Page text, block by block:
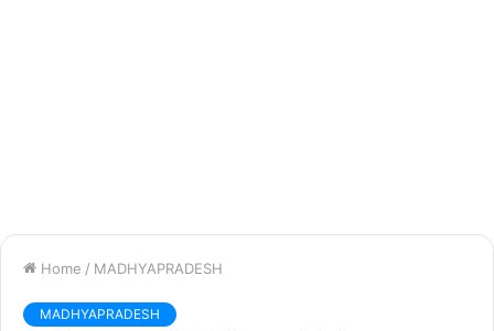
Home / MADHYAPRADESH
MADHYAPRADESH